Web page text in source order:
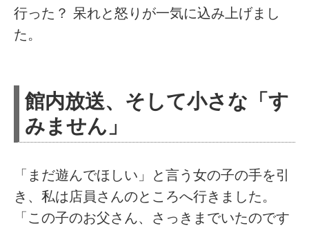
行った？ 呆れと怒りが一気に込み上げまし
た。
館内放送、そして小さな「す
みません」
「まだ遊んでほしい」と言う女の子の手を引
き、私は店員さんのところへ行きました。
「この子のお父さん、さっきまでいたのです